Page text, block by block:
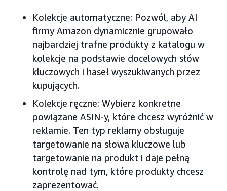
Kolekcje automatyczne: Pozwól, aby AI
firmy Amazon dynamicznie grupowało
najbardziej trafne produkty z katalogu w
kolekcje na podstawie docelowych słów
kluczowych i haseł wyszukiwanych przez
kupujących.
Kolekcje ręczne: Wybierz konkretne
powiązane ASIN-y, które chcesz wyróżnić w
reklamie. Ten typ reklamy obsługuje
targetowanie na słowa kluczowe lub
targetowanie na produkt i daje pełną
kontrolę nad tym, które produkty chcesz
zaprezentować.